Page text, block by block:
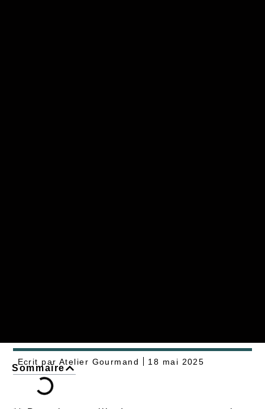
Ecrit par Atelier Gourmand 18 mai 2025
Sommaire